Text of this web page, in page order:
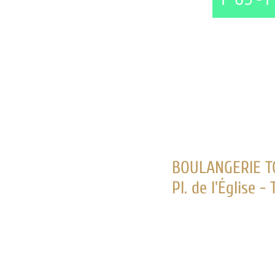
BOULANGERIE TOURNEBIZE
Pl. de l'Église -